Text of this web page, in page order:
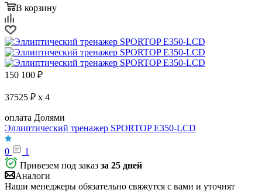
В корзину
150 100 ₽
37525 ₽ x 4
оплата Долями
Эллиптический тренажер SPORTOP E350-LCD
0
1
Привезем под заказ за 25 дней
Аналоги
Наши менеджеры обязательно свяжутся с вами и уточнят